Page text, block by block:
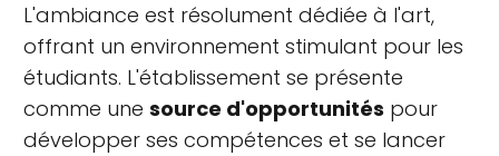
L'ambiance est résolument dédiée à l'art,
offrant un environnement stimulant pour les
étudiants. L'établissement se présente
comme une source d'opportunités pour
développer ses compétences et se lancer